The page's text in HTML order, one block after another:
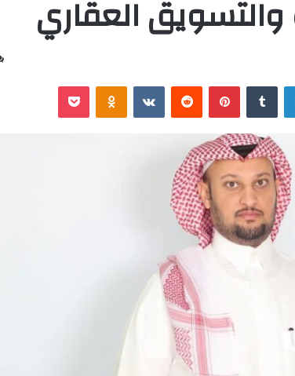
والتسويق العقاري
لينكدإن ‏Tumblr بينتيريست ‏Reddit
‏VKontakte
Odnoklassniki
‫Pocket